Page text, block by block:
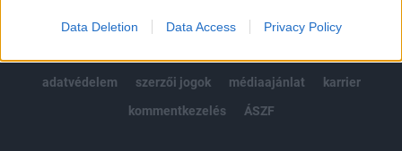
Data Deletion Data Access Privacy Policy
© 2026 Portfolio
adatvédelem
szerzői jogok médiaajánlat
karrier
kommentkezelés
ÁSZF